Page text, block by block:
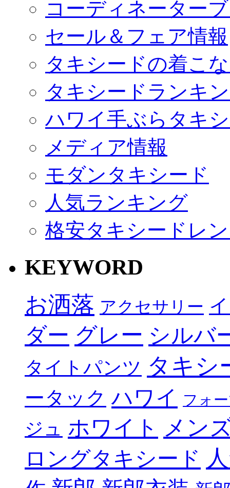
コーディネーター
セール＆フェア情報
タキシードの着こ
タキシードランキ
ハワイ手ぶらタキ
メディア情報
モダンタキシード
人気ランキング
格安タキシードレ
KEYWORD
お洒落 アクセサリー
ダー グレー シルバ
タイトパンツ タキシ
ータック ハワイ フォ
ジュ ホワイト メン
ロングタキシード